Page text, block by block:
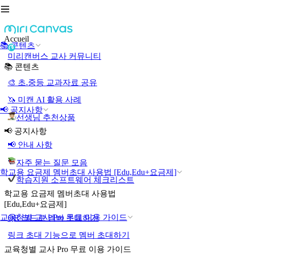
📚 콘텐츠
📢 공지사항
학교용 요금제 멤버초대 사용법 [Edu,Edu+요금제]
교육청별 교사 Pro 무료 이용 가이드
Accueil
미리캔버스 교사 커뮤니티
📚 콘텐츠
🎨 초.중등 교과자료 공유
🦄 미캔 AI 활용 사례
선생님 추천상품
📢 공지사항
📢 안내 사항
자주 묻는 질문 모음
학습지원 소프트웨어 체크리스트
학교용 요금제 멤버초대 사용법
[Edu,Edu+요금제]
QR 코드로 멤버 초대하기
링크 초대 기능으로 멤버 초대하기
교육청별 교사 Pro 무료 이용 가이드